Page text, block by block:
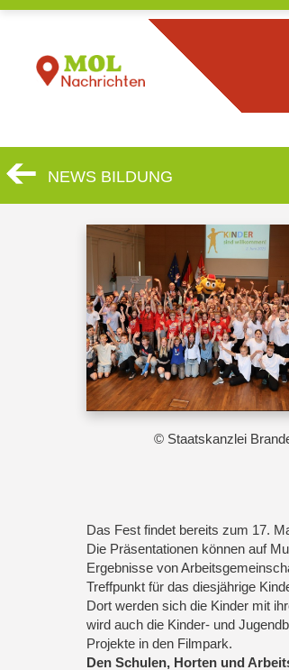
NEWS BILDUNG
© Staatskanzlei
Das Fest findet bereits zum 17.
Die Präsentationen können auf
Ergebnisse von
Treffpunkt für das diesjährige
Dort werden sich die Kinder mit
wird auch die Kinder- und
Projekte in den Filmpark.
Den Schulen, Horten und